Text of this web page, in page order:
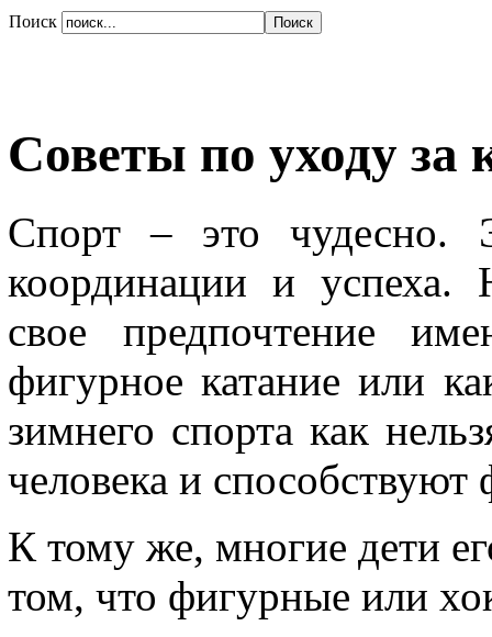
Поиск
Советы по уходу за
Спорт – это чудесно.
координации и
свое предпочтение
фигурное катание или
зимнего спорта как
человека и
К тому же, многие дети
том, что фигурные или